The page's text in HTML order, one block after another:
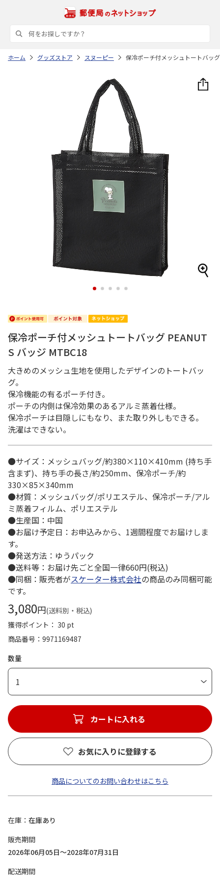
ホーム グッズストア スヌーピー 保冷ポーチ付メッシュトートバッ
1 2 3 4 5
保冷ポーチ付メッシュトートバッグ PEANUT
S バッジ MTBC18
大きめのメッシュ生地を使用したデザインのトートバッ
グ。
保冷機能の有るポーチ付き。
ポーチの内側は保冷効果のあるアルミ蒸着仕様。
保冷ポーチは目隠しにもなり、また取り外しもできる。
洗濯はできない。
●サイズ：メッシュバッグ/約380×110×410mm (持ち手
含まず)、持ち手の長さ/約250mm、保冷ポーチ/約
330×85×340mm
●材質：メッシュバッグ/ポリエステル、保冷ポーチ/アル
ミ蒸着フィルム、ポリエステル
●生産国：中国
●お届け予定日：お申込みから、1週間程度でお届けしま
す。
●発送方法：ゆうパック
●送料等：お届け先ごと全国一律660円(税込)
●同梱：販売者がスケーター株式会社の商品のみ同梱可能
です。
3,080円(送料別・税込)
獲得ポイント： 30 pt
商品番号
9971169487
数量
1
カートに入れる
お気に入りに登録する
商品についてのお問い合わせはこちら
在庫
在庫あり
販売期間
2026年06月05日～2028年07月31日
配送期間